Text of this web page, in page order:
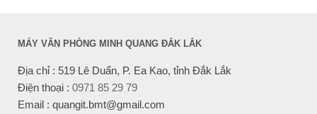
MÁY VĂN PHÒNG MINH QUANG ĐẮK LẮK
Địa chỉ : 519 Lê Duẩn, P. Ea Kao, tỉnh Đắk Lắk
Điện thoại : 0971 85 29 79
Email : quangit.bmt@gmail.com